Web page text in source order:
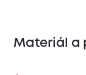
Materiál a